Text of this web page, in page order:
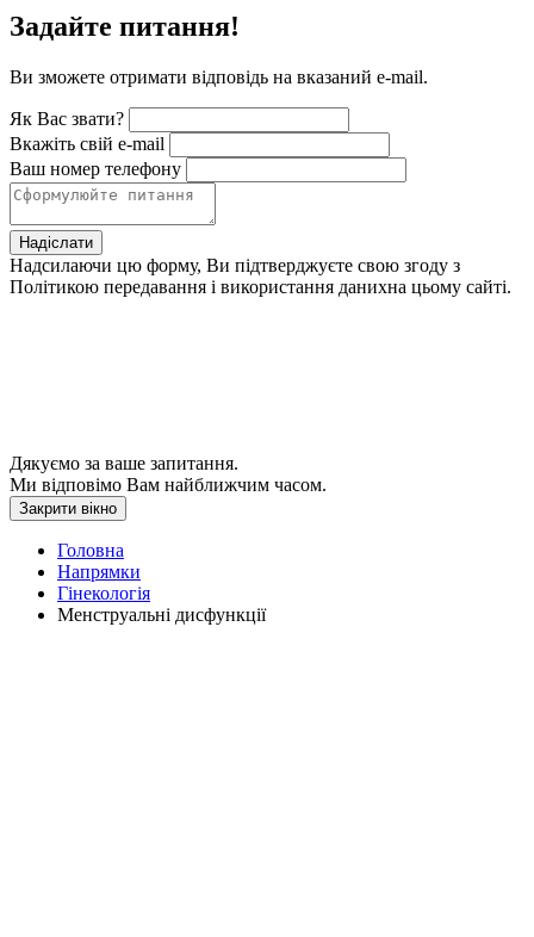
Задайте питання!
Ви зможете отримати відповідь на вказаний e-mail.
Як Вас звати?
Вкажіть свій e-mail
Ваш номер телефону
Надіслати
Надсилаючи цю форму, Ви підтверджуєте свою згоду з
Політикою передавання і використання данихна цьому сайті.
Дякуємо за ваше запитання.
Ми відповімо Вам найближчим часом.
Закрити вікно
Головна
Напрямки
Гінекологія
Менструальні дисфункції